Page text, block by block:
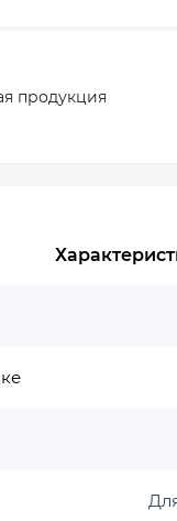
продукция